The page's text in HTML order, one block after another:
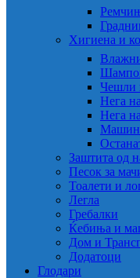
Хигиена и
Чешли
Нега
Нега
Заштита од
Песок за
Тоалети и
Легла
Гребалки
Ќебиња и
Дом и
Додатоци
Глодари